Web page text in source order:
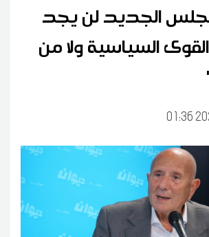
الجديد لن يجد
السياسية ولا من